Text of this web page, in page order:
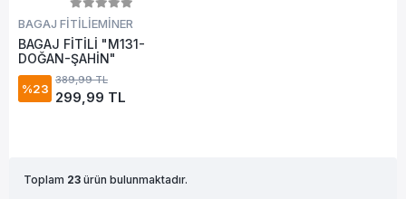
BAGAJ FİTİLİEMİNER
BAGAJ FİTİLİ "M131-
DOĞAN-ŞAHİN"
%23
389,99 TL
299,99 TL
Toplam 23 ürün bulunmaktadır.